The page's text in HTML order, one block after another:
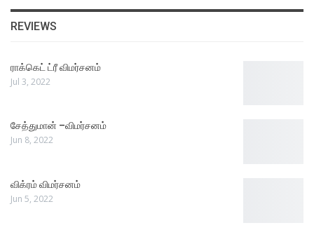
REVIEWS
ராக்கெட் ட்ரீ விமர்சனம்
Jul 3, 2022
சேத்துமான் –விமர்சனம்
Jun 8, 2022
விக்ரம் விமர்சனம்
Jun 5, 2022